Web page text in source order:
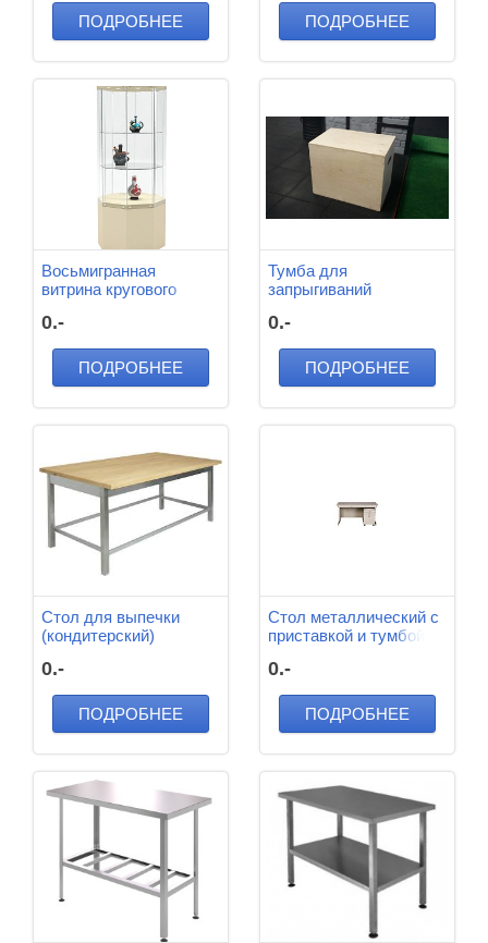
ПОДРОБНЕЕ ПОДРОБНЕЕ
Восьмигранная
витрина кругового
съемными стеклами
800х800х2000мм
0.-
ПОДРОБНЕЕ
Тумба для
запрыгиваний
0.-
ПОДРОБНЕЕ
Стол для выпечки
(кондитерский)
0.-
ПОДРОБНЕЕ
Стол металлический c
приставкой и тумбой
(Серый), Химически
стойкий пластик
(Серый)
0.-
ПОДРОБНЕЕ